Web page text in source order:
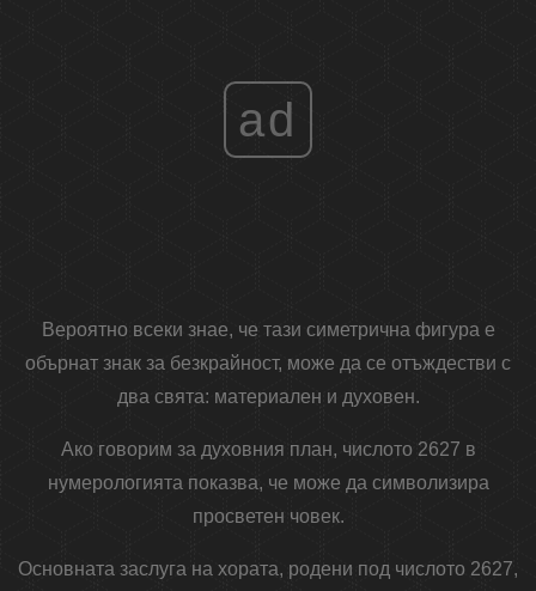
ad
Вероятно всеки знае, че тази симетрична фигура е
обърнат знак за безкрайност, може да се отъждестви с
два свята: материален и духовен.
Ако говорим за духовния план, числото 2627 в
нумерологията показва, че може да символизира
просветен човек.
Основната заслуга на хората, родени под числото 2627,